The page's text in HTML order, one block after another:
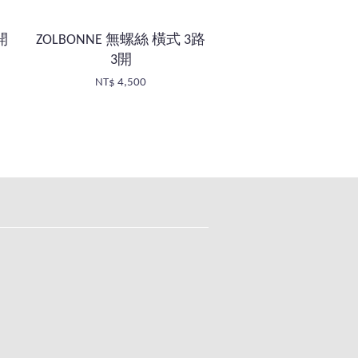
ZOLBONNE 無螺絲 橫式 3路
3開
NT$ 4,500